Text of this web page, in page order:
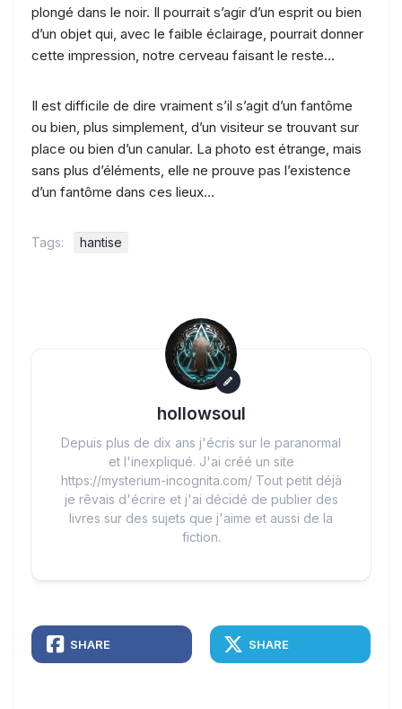
plongé dans le noir. Il pourrait s’agir d’un esprit ou bien
d’un objet qui, avec le faible éclairage, pourrait donner
cette impression, notre cerveau faisant le reste…
Il est difficile de dire vraiment s’il s’agit d’un fantôme
ou bien, plus simplement, d’un visiteur se trouvant sur
place ou bien d’un canular. La photo est étrange, mais
sans plus d’éléments, elle ne prouve pas l’existence
d’un fantôme dans ces lieux…
Tags: hantise
hollowsoul
Depuis plus de dix ans j'écris sur le paranormal
et l'inexpliqué. J'ai créé un site
https://mysterium-incognita.com/ Tout petit déjà
je rêvais d'écrire et j'ai décidé de publier des
livres sur des sujets que j'aime et aussi de la
fiction.
SHARE SHARE